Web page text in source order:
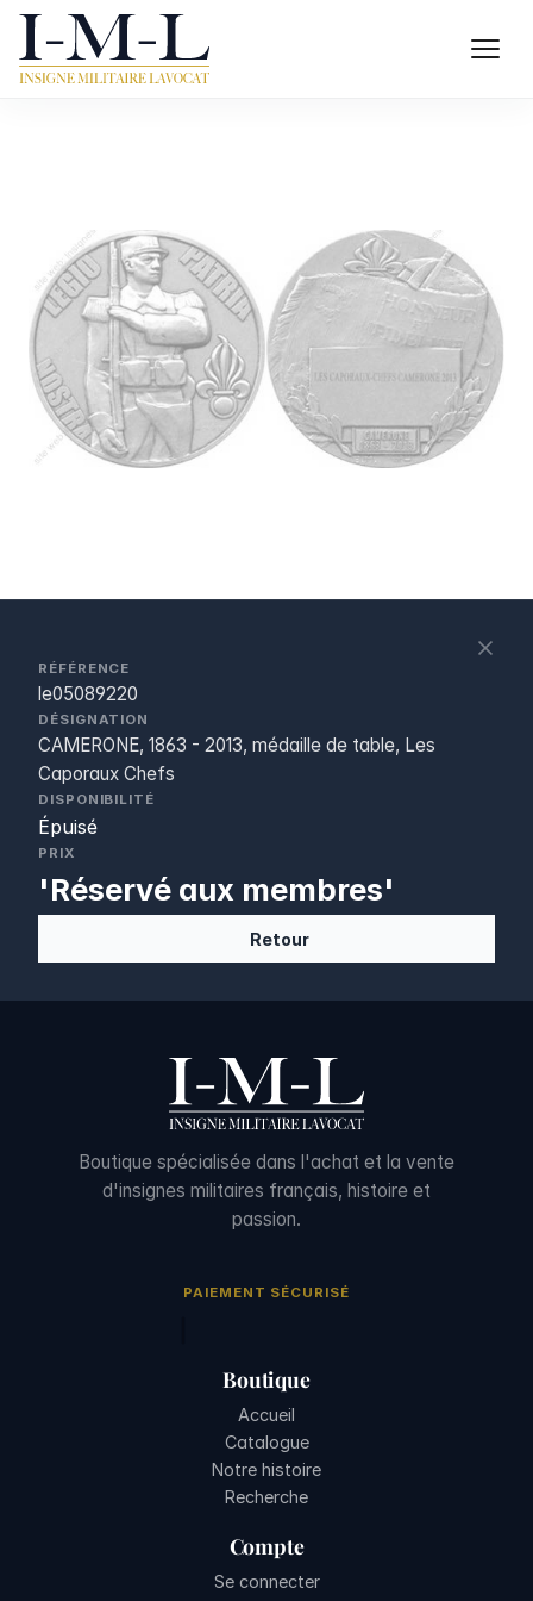
RÉFÉRENCE
le05089220
DÉSIGNATION
CAMERONE, 1863 - 2013, médaille de table, Les
Caporaux Chefs
DISPONIBILITÉ
Épuisé
PRIX
'Réservé aux membres'
Retour
Boutique spécialisée dans l'achat et la vente
d'insignes militaires français, histoire et
passion.
PAIEMENT SÉCURISÉ
Boutique
Accueil
Catalogue
Notre histoire
Recherche
Compte
Se connecter